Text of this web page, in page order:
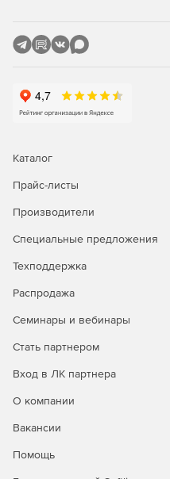
Каталог
Прайс-листы
Производители
Специальные предложения
Техподдержка
Распродажа
Семинары и вебинары
Стать партнером
Вход в ЛК партнера
О компании
Вакансии
Помощь